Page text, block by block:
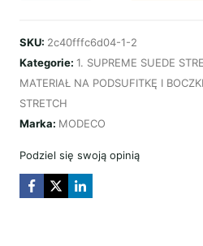
SUEDE
–
RACING
GREEN
SKU: 2c40fffc6d04-1-2
Kategorie: 1. SUPREME SUEDE
MATERIAŁ NA PODSUFITKĘ I BOCZKI
STRETCH
Marka: MODECO
Podziel się swoją opinią